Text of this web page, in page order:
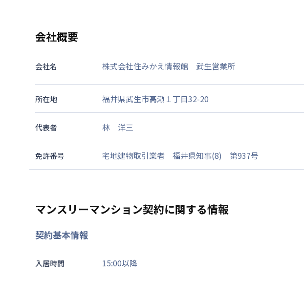
会社概要
会社名 株式会社住みかえ情報館 武生営業所
所在地 福井県武生市高瀬１丁目32-20
代表者 林 洋三
免許番号 宅地建物取引業者 福井県知事(8) 第937号
マンスリーマンション契約に関する情報
契約基本情報
入居時間 15:00以降